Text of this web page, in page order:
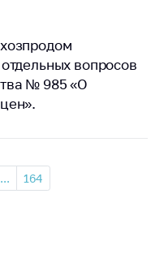
вопросов
№ 985 «О
... 164